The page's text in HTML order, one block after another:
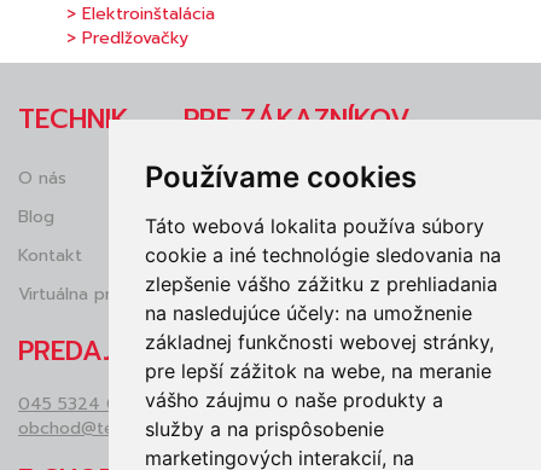
Používame cookies
Táto webová lokalita používa súbory
cookie a iné technológie sledovania na
zlepšenie vášho zážitku z prehliadania
na nasledujúce účely: na umožnenie
základnej funkčnosti webovej stránky,
pre lepší zážitok na webe, na meranie
vášho záujmu o naše produkty a
služby a na prispôsobenie
marketingových interakcií, na
> Elektroinštalácia
> Predlžovačky
TECHNIK
O nás
Blog
Kontakt
Virtuálna prehliadka
PRE ZÁKAZNÍKOV
Obchodné podmienky
Reklamácie
Ochrana osobných údajov (GDRP)
Vrátenie tovaru
PREDAJŇA
045 5324 050
obchod@technikzv.sk